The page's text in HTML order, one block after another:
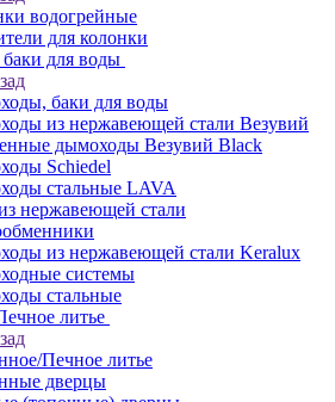
водогрейные
для колонки
для воды
баки для воды
из нержавеющей стали Везувий
дымоходы Везувий Black
Schiedel
стальные LAVA
нержавеющей стали
из нержавеющей стали Keralux
системы
стальные
литье
Печное литье
дверцы